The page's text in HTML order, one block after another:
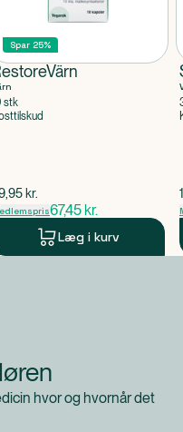
Spar 25%
stk
pris
kr.
67,45 kr.
Læg i kurv
hvor og hvornår det